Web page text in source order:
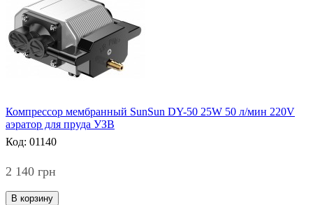
Компрессор мембранный SunSun DY-50 25W 50 л/мин 220V
аэратор для пруда УЗВ
Код: 01140
2 140 грн
В корзину